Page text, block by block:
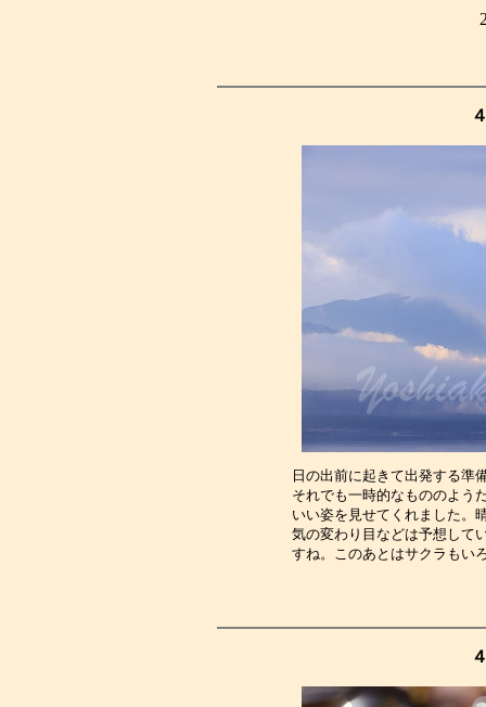
日の出前に起きて出発する準
それでも一時的なもののよう
いい姿を見せてくれました。
気の変わり目などは予想して
すね。このあとはサク